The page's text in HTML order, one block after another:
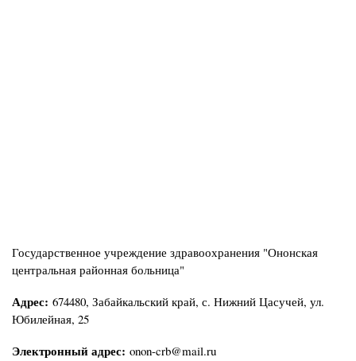
Государственное учреждение здравоохранения "Ононская
центральная районная больница"
Адрес: 674480, Забайкальский край, с. Нижний Цасучей, ул.
Юбилейная, 25
Электронный адрес: onon-crb@mail.ru